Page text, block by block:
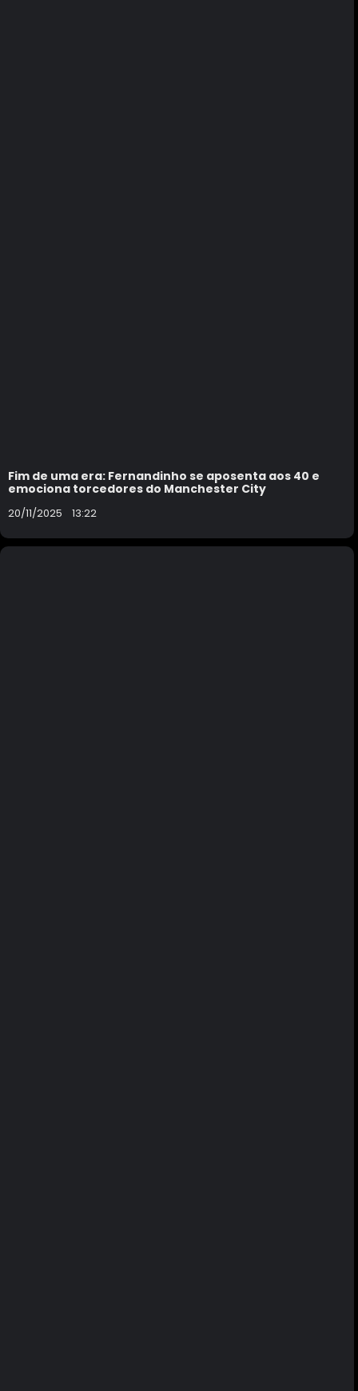
Fim de uma era: Fernandinho se aposenta aos 40 e
emociona torcedores do Manchester City
20/11/2025 13:22